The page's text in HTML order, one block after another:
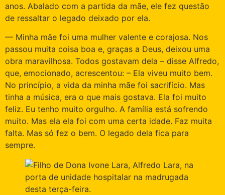
anos. Abalado com a partida da mãe, ele fez questão
de ressaltar o legado deixado por ela.
— Minha mãe foi uma mulher valente e corajosa. Nos
passou muita coisa boa e, graças a Deus, deixou uma
obra maravilhosa. Todos gostavam dela – disse Alfredo,
que, emocionado, acrescentou: – Ela viveu muito bem.
No princípio, a vida da minha mãe foi sacrifício. Mas
tinha a música, era o que mais gostava. Ela foi muito
feliz. Eu tenho muito orgulho. A família está sofrendo
muito. Mas ela ela foi com uma certa idade. Faz muita
falta. Mas só fez o bem. O legado dela fica para
sempre.